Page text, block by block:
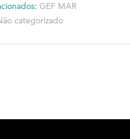
GEF MAR
categorizado